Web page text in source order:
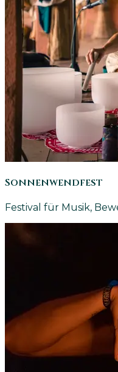
Sonnenwendfest
Festival für Musik,